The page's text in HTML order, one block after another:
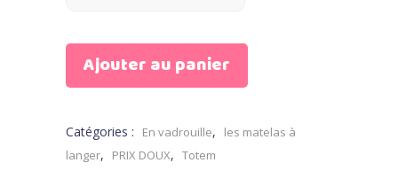
langer
quantity
Ajouter au panier
Catégories : En vadrouille,
les matelas à
langer, PRIX DOUX, Totem